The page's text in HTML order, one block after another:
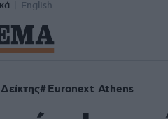
English
Euronext Athens